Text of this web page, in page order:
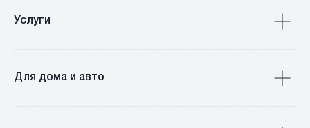
Услуги
Для дома и авто